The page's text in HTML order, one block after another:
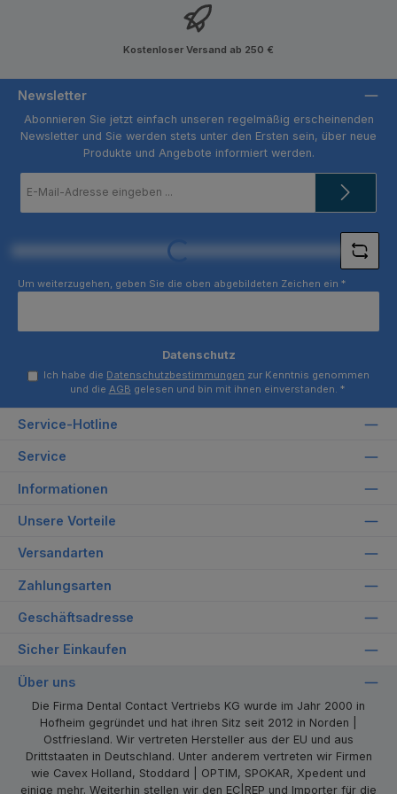
Kostenloser Versand ab 250 €
Newsletter
Abonnieren Sie jetzt einfach unseren regelmäßig erscheinenden
Newsletter und Sie werden stets unter den Ersten sein, über neue
Produkte und Angebote informiert werden.
Mail-
Loading...
Um weiterzugehen, geben Sie die oben abgebildeten Zeichen ein *
Datenschutz
Ich habe die Datenschutzbestimmungen zur Kenntnis genommen
und die AGB gelesen und bin mit ihnen einverstanden. *
Service-Hotline
Service
Informationen
Unsere Vorteile
Versandarten
Zahlungsarten
Geschäftsadresse
Sicher Einkaufen
Über uns
Die Firma Dental Contact Vertriebs KG wurde im Jahr 2000 in
Hofheim gegründet und hat ihren Sitz seit 2012 in Norden |
Ostfriesland. Wir vertreten Hersteller aus der EU und aus
Drittstaaten in Deutschland. Unter anderem vertreten wir Firmen
wie Cavex Holland, Stoddard | OPTIM, SPOKAR, Xpedent und
einige mehr. Weiterhin stellen wir den EC|REP und Importer für die